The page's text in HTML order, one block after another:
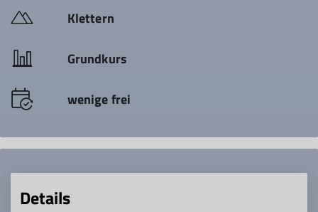
Klettern
Grundkurs
wenige frei
Details